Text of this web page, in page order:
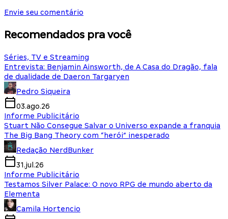
Envie seu comentário
Recomendados pra você
Séries, TV e Streaming
Entrevista: Benjamin Ainsworth, de A Casa do Dragão, fala
de dualidade de Daeron Targaryen
Pedro Siqueira
03.ago.26
Informe Publicitário
Stuart Não Consegue Salvar o Universo expande a franquia
The Big Bang Theory com “herói” inesperado
Redação NerdBunker
31.jul.26
Informe Publicitário
Testamos Silver Palace: O novo RPG de mundo aberto da
Elementa
Camila Hortencio